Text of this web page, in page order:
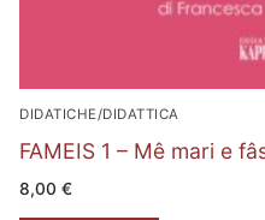
DIDATICHE/DIDATTICA
FAMEIS 1 – Mê mari e
8,00 €